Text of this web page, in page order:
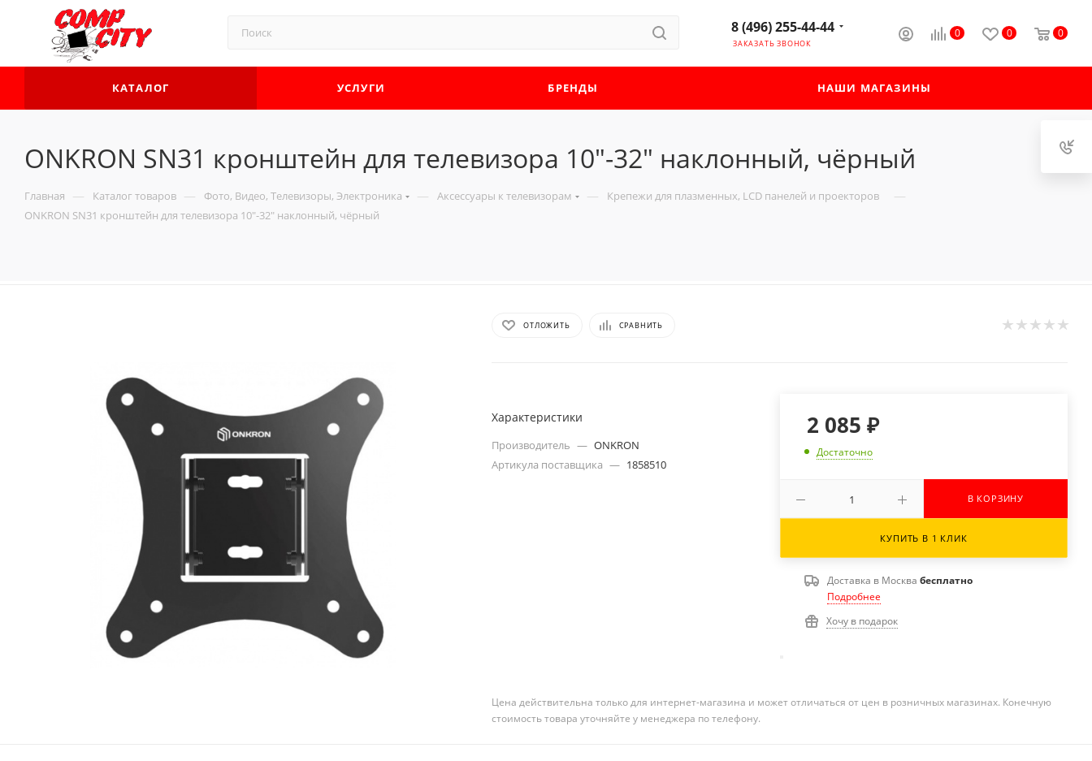
0 0 0
8 (496) 255-44-44
ЗАКАЗАТЬ ЗВОНОК
КАТАЛОГ УСЛУГИ БРЕНДЫ НАШИ МАГАЗИНЫ
ONKRON SN31 кронштейн для телевизора 10"-32" наклонный, чёрный
Главная — Каталог товаров — Фото, Видео, Телевизоры, Электроника — Аксессуары к телевизорам — Крепежи для плазменных, LCD панелей и проекторов —
ONKRON SN31 кронштейн для телевизора 10"-32" наклонный, чёрный
ОТЛОЖИТЬ СРАВНИТЬ
Характеристики
Производитель — ONKRON
Артикула поставщика — 1858510
2 085 ₽
Достаточно
В КОРЗИНУ
КУПИТЬ В 1 КЛИК
Доставка в Москва бесплатно
Подробнее
Хочу в подарок
Цена действительна только для интернет-магазина и может отличаться от цен в розничных магазинах. Конечную
стоимость товара уточняйте у менеджера по телефону.